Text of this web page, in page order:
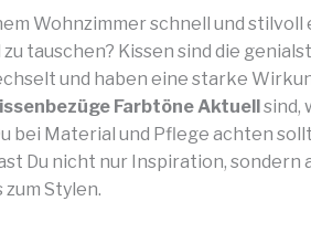
Wohnzimmer schnell und
tauschen? Kissen sind die
und haben eine starke
Farbtöne Aktuellsind,
bei Material und Pflege achten
Du nicht nur Inspiration,
Stylen.